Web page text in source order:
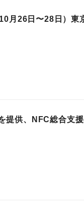
月26日〜28日）東
提供、NFC総合支